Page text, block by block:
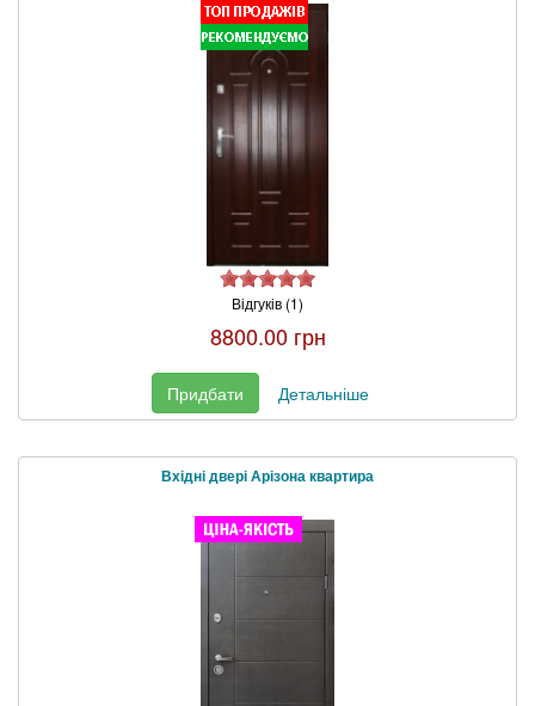
Відгуків (1)
8800.00 грн
Придбати Детальніше
Вхідні двері Арізона квартира